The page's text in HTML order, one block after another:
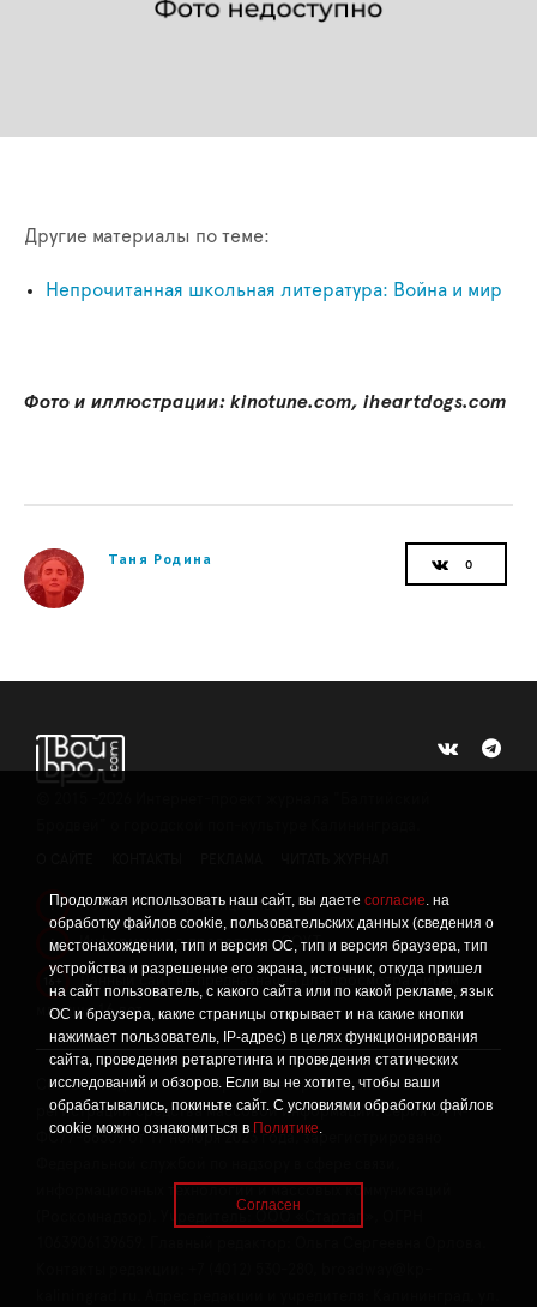
Продолжая использовать наш сайт, вы даете согласие. на
обработку файлов cookie, пользовательских данных (сведения о
местонахождении, тип и версия ОС, тип и версия браузера, тип
устройства и разрешение его экрана, источник, откуда пришел
на сайт пользователь, с какого сайта или по какой рекламе, язык
ОС и браузера, какие страницы открывает и на какие кнопки
нажимает пользователь, IP-адрес) в целях функционирования
сайта, проведения ретаргетинга и проведения статических
исследований и обзоров. Если вы не хотите, чтобы ваши
обрабатывались, покиньте сайт. С условиями обработки файлов
cookie можно ознакомиться в Политике.
Согласен
Другие материалы по теме:
Непрочитанная школьная литература: Война и мир
Фото и иллюстрации: kinotune.com, iheartdogs.com
Таня Родина
! Политика конфиденциальности
! Информация о проведении СОУТ
Данный сайт не предназначен для просмотра лицам
младше 16 лет.
Сетевое издание «Твой Бро», реестровая запись о
регистрации средства массовой информации: серия Эл №
ФС77-86309 от 17 ноября 2023 года, зарегистрировано